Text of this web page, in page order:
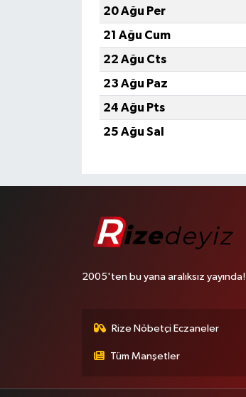
20 Ağu Per
21 Ağu Cum
22 Ağu Cts
23 Ağu Paz
24 Ağu Pts
25 Ağu Sal
2005'ten bu yana aralıksız yayında!
Rize Nöbetçi Eczaneler
Tüm Manşetler